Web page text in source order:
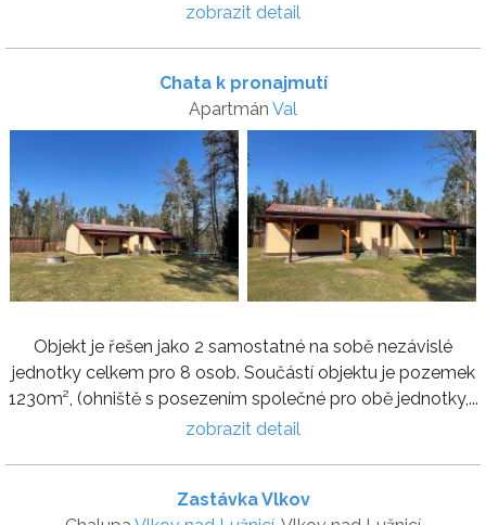
zobrazit detail
Chata k pronajmutí
Apartmán Val
Objekt je řešen jako 2 samostatné na sobě nezávislé
jednotky celkem pro 8 osob. Součástí objektu je pozemek
1230m², (ohniště s posezením společné pro obě jednotky,...
zobrazit detail
Zastávka Vlkov